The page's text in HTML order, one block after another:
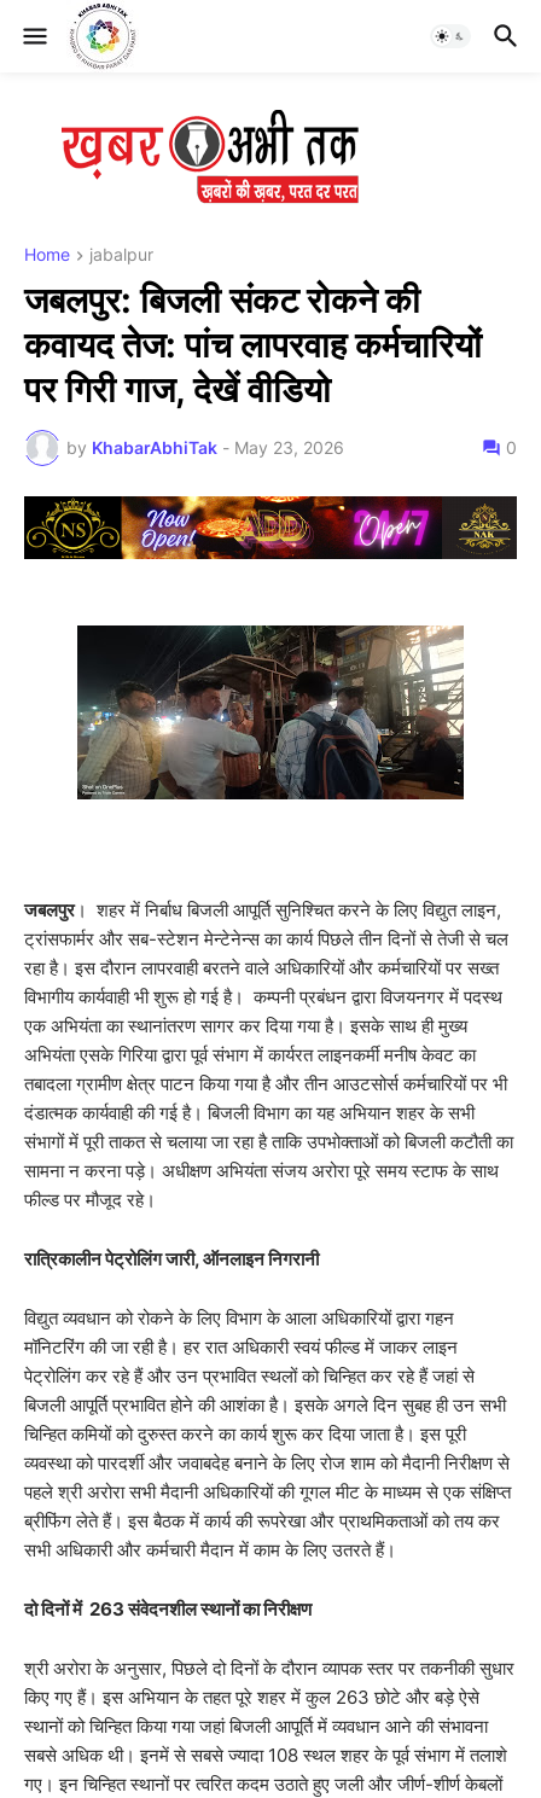
Home jabalpur
जबलपुर: बिजली संकट रोकने की
कवायद तेज: पांच लापरवाह कर्मचारियों
पर गिरी गाज, देखें वीडियो
by KhabarAbhiTak - May 23, 2026 0
जबलपुर। शहर में निर्बाध बिजली आपूर्ति सुनिश्चित करने के लिए विद्युत लाइन,
ट्रांसफार्मर और सब-स्टेशन मेन्टेनेन्स का कार्य पिछले तीन दिनों से तेजी से चल
रहा है। इस दौरान लापरवाही बरतने वाले अधिकारियों और कर्मचारियों पर सख्त
विभागीय कार्यवाही भी शुरू हो गई है। कम्पनी प्रबंधन द्वारा विजयनगर में पदस्थ
एक अभियंता का स्थानांतरण सागर कर दिया गया है। इसके साथ ही मुख्य
अभियंता एसके गिरिया द्वारा पूर्व संभाग में कार्यरत लाइनकर्मी मनीष केवट का
तबादला ग्रामीण क्षेत्र पाटन किया गया है और तीन आउटसोर्स कर्मचारियों पर भी
दंडात्मक कार्यवाही की गई है। बिजली विभाग का यह अभियान शहर के सभी
संभागों में पूरी ताकत से चलाया जा रहा है ताकि उपभोक्ताओं को बिजली कटौती का
सामना न करना पड़े। अधीक्षण अभियंता संजय अरोरा पूरे समय स्टाफ के साथ
फील्ड पर मौजूद रहे।
रात्रिकालीन पेट्रोलिंग जारी, ऑनलाइन निगरानी
विद्युत व्यवधान को रोकने के लिए विभाग के आला अधिकारियों द्वारा गहन
मॉनिटरिंग की जा रही है। हर रात अधिकारी स्वयं फील्ड में जाकर लाइन
पेट्रोलिंग कर रहे हैं और उन प्रभावित स्थलों को चिन्हित कर रहे हैं जहां से
बिजली आपूर्ति प्रभावित होने की आशंका है। इसके अगले दिन सुबह ही उन सभी
चिन्हित कमियों को दुरुस्त करने का कार्य शुरू कर दिया जाता है। इस पूरी
व्यवस्था को पारदर्शी और जवाबदेह बनाने के लिए रोज शाम को मैदानी निरीक्षण से
पहले श्री अरोरा सभी मैदानी अधिकारियों की गूगल मीट के माध्यम से एक संक्षिप्त
ब्रीफिंग लेते हैं। इस बैठक में कार्य की रूपरेखा और प्राथमिकताओं को तय कर
सभी अधिकारी और कर्मचारी मैदान में काम के लिए उतरते हैं।
दो दिनों में 263 संवेदनशील स्थानों का निरीक्षण
श्री अरोरा के अनुसार, पिछले दो दिनों के दौरान व्यापक स्तर पर तकनीकी सुधार
किए गए हैं। इस अभियान के तहत पूरे शहर में कुल 263 छोटे और बड़े ऐसे
स्थानों को चिन्हित किया गया जहां बिजली आपूर्ति में व्यवधान आने की संभावना
सबसे अधिक थी। इनमें से सबसे ज्यादा 108 स्थल शहर के पूर्व संभाग में तलाशे
गए। इन चिन्हित स्थानों पर त्वरित कदम उठाते हुए जली और जीर्ण-शीर्ण केबलों